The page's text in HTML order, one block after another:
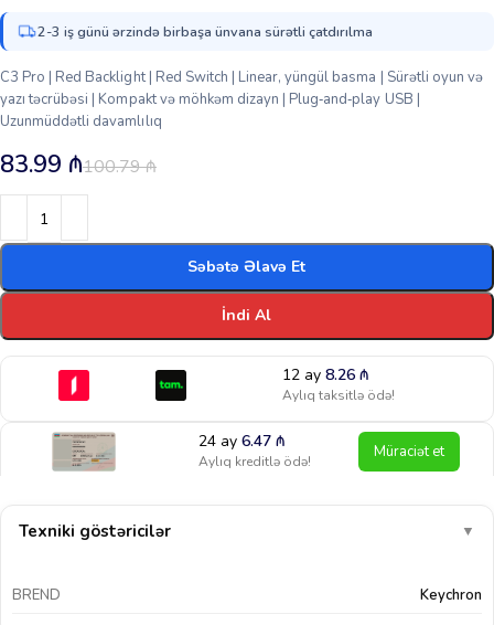
2-3 iş günü ərzində birbaşa ünvana sürətli çatdırılma
C3 Pro | Red Backlight | Red Switch | Linear, yüngül basma | Sürətli oyun və
yazı təcrübəsi | Kompakt və möhkəm dizayn | Plug‑and‑play USB |
Uzunmüddətli davamlılıq
100.79₼
83.99 ₼
Səbətə Əlavə Et
İndi Al
12 ay 8.26 ₼
Aylıq taksitlə ödə!
24 ay6.47₼
Aylıq kreditlə ödə! Müraciət et
Texniki göstəricilər ▼
BREND Keychron